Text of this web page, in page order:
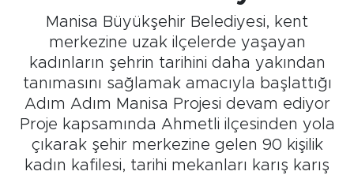
Manisa Büyükşehir Belediyesi, kent
merkezine uzak ilçelerde yaşayan
kadınların şehrin tarihini daha yakından
tanımasını sağlamak amacıyla başlattığı
Adım Adım Manisa Projesi devam ediyor
Proje kapsamında Ahmetli ilçesinden yola
çıkarak şehir merkezine gelen 90 kişilik
kadın kafilesi, tarihi mekanları karış karış